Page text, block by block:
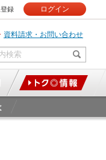
録 ログイン
資料請求・お問い合わせ